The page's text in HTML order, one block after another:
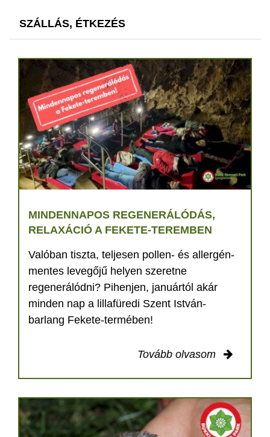
SZÁLLÁS, ÉTKEZÉS
MINDENNAPOS REGENERÁLÓDÁS,
RELAXÁCIÓ A FEKETE-TEREMBEN
Valóban tiszta, teljesen pollen- és allergén-
mentes levegőjű helyen szeretne
regenerálódni? Pihenjen, januártól akár
minden nap a lillafüredi Szent István-
barlang Fekete-termében!
Tovább olvasom